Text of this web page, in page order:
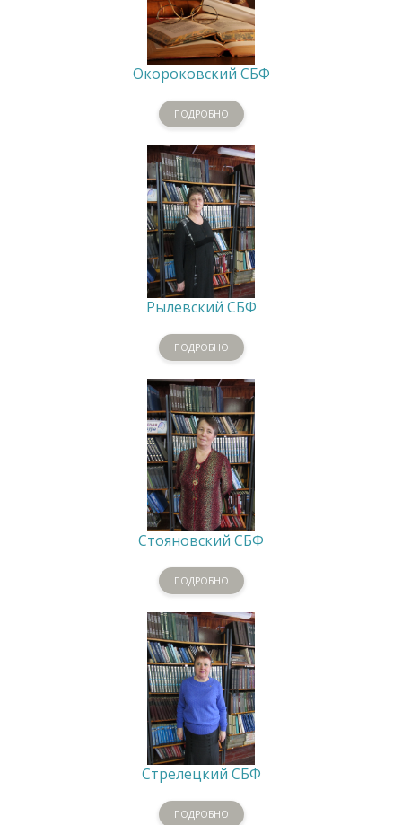
Окороковский СБФ
ПОДРОБНО
Рылевский СБФ
ПОДРОБНО
Стояновский СБФ
ПОДРОБНО
Стрелецкий СБФ
ПОДРОБНО